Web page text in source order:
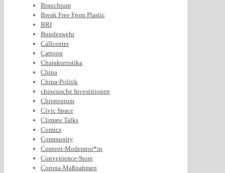
Brauchtum
Break Free From Plastic
BRI
Bundeswehr
Callcenter
Cartoon
Charakteristika
China
China-Politik
chinesische Investitionen
Christentum
Civic Space
Climate Talks
Comics
Community
Content-Moderator*in
Convenience-Store
Corona-Maßnahmen